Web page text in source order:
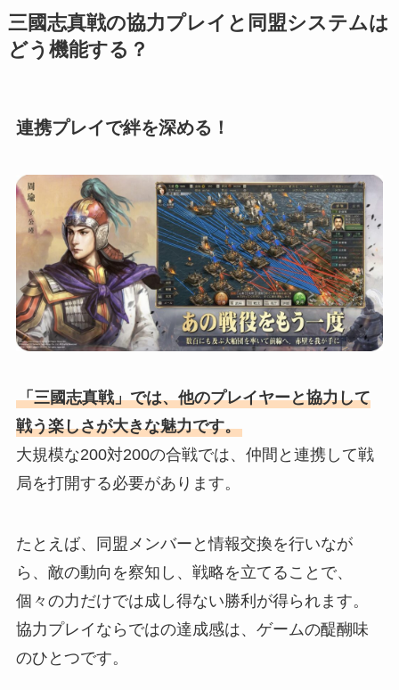
三國志真戦の協力プレイと同盟システムは
どう機能する？
連携プレイで絆を深める！
「三國志真戦」では、他のプレイヤーと協力して
戦う楽しさが大きな魅力です。
大規模な200対200の合戦では、仲間と連携して戦
局を打開する必要があります。
たとえば、同盟メンバーと情報交換を行いなが
ら、敵の動向を察知し、戦略を立てることで、
個々の力だけでは成し得ない勝利が得られます。
協力プレイならではの達成感は、ゲームの醍醐味
のひとつです。